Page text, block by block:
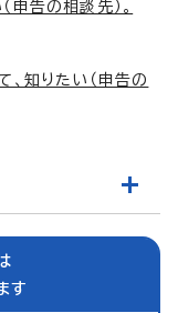
告の相談先）。
、知りたい（申告の
す